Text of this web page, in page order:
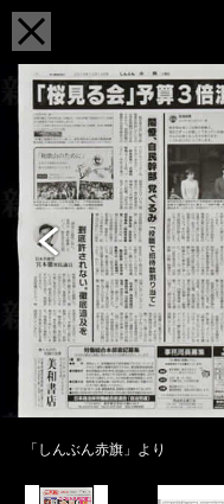
「しんぶん赤旗」より